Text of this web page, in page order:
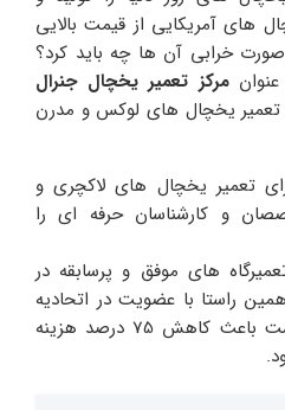
های آمریکایی از قیمت بالایی
صورت خرابی آن ها چه باید کرد؟
مرکز تعمیر یخچال جنرال
تعمیر یخچال های لوکس و مدرن
تعمیر یخچال های لاکچری و
و کارشناسان حرفه ای را
های موفق و پرسابقه در
راستا با عضویت در اتحادیه
تعمیر کاران توانسته است باعث کاهش 75 درصد هزینه